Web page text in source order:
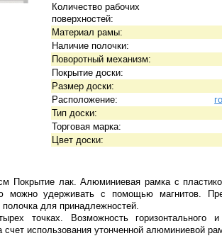
Количество рабочих
поверхностей:
Материал рамы:
Наличие полочки:
Поворотный механизм:
Покрытие доски:
Размер доски:
Расположение:
Тип доски:
Торговая марка:
Цвет доски:
Покрытие лак. Алюминиевая рамка с
удерживать с помощью магнитов.
для принадлежностей.
точках. Возможность горизонтального и
счет использования утонченной алюминиевой